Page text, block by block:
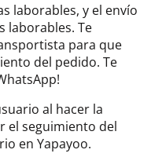
laborables, y el envío
laborables. Te
para que
del pedido. Te
al hacer la
el seguimiento del
en Yapayoo.